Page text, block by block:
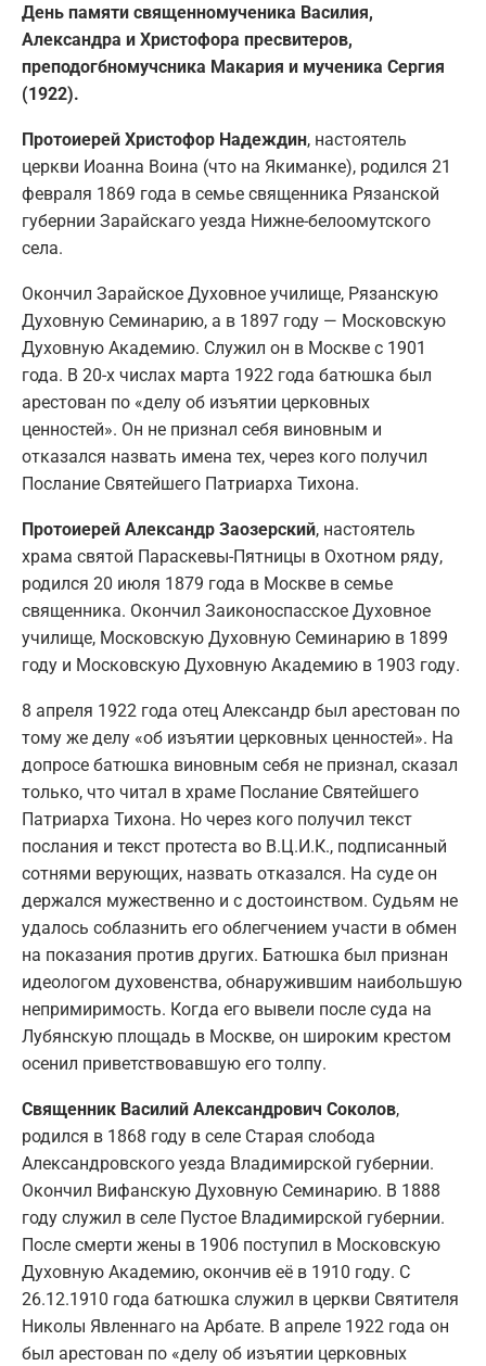
День памяти священномученика Василия,
Александра и Христофора пресвитеров,
преподогбномучсника Макария и мученика Сергия
(1922).
Протоиерей Христофор Надеждин, настоятель
церкви Иоанна Воина (что на Якиманке), родился 21
февраля 1869 года в семье священника Рязанской
губернии Зарайскаго уезда Нижне-белоомутского
села.
Окончил Зарайское Духовное училище, Рязанскую
Духовную Семинарию, а в 1897 году — Московскую
Духовную Академию. Служил он в Москве с 1901
года. В 20-х числах марта 1922 года батюшка был
арестован по «делу об изъятии церковных
ценностей». Он не признал себя виновным и
отказался назвать имена тех, через кого получил
Послание Святейшего Патриарха Тихона.
Протоиерей Александр Заозерский, настоятель
храма святой Параскевы-Пятницы в Охотном ряду,
родился 20 июля 1879 года в Москве в семье
священника. Окончил Заиконоспасское Духовное
училище, Московскую Духовную Семинарию в 1899
году и Московскую Духовную Академию в 1903 году.
8 апреля 1922 года отец Александр был арестован по
тому же делу «об изъятии церковных ценностей». На
допросе батюшка виновным себя не признал, сказал
только, что читал в храме Послание Святейшего
Патриарха Тихона. Но через кого получил текст
послания и текст протеста во В.Ц.И.К., подписанный
сотнями верующих, назвать отказался. На суде он
держался мужественно и с достоинством. Судьям не
удалось соблазнить его облегчением участи в обмен
на показания против других. Батюшка был признан
идеологом духовенства, обнаружившим наибольшую
непримиримость. Когда его вывели после суда на
Лубянскую площадь в Москве, он широким крестом
осенил приветствовавшую его толпу.
Священник Василий Александрович Соколов,
родился в 1868 году в селе Старая слобода
Александровского уезда Владимирской губернии.
Окончил Вифанскую Духовную Семинарию. В 1888
году служил в селе Пустое Владимирской губернии.
После смерти жены в 1906 поступил в Московскую
Духовную Академию, окончив её в 1910 году. С
26.12.1910 года батюшка служил в церкви Святителя
Николы Явленнаго на Арбате. В апреле 1922 года он
был арестован по «делу об изъятии церковных